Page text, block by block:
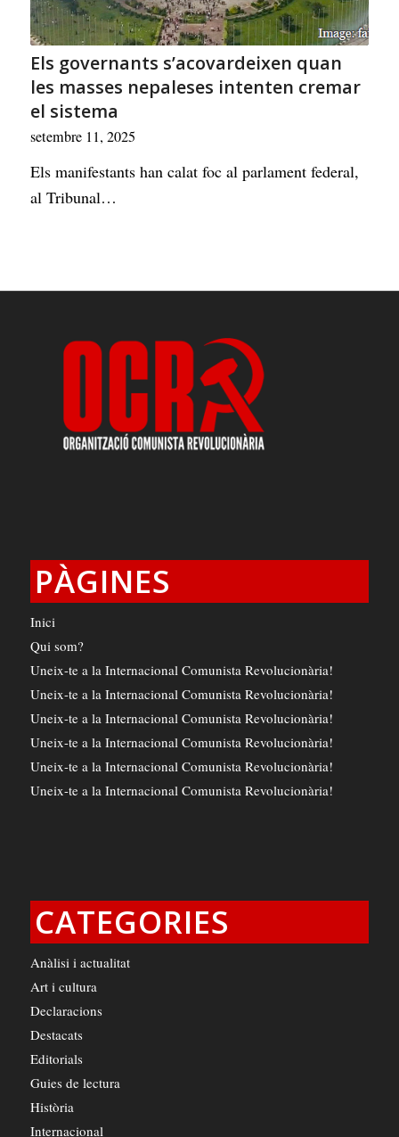
Els governants s’acovardeixen quan
les masses nepaleses intenten cremar
el sistema
setembre 11, 2025
Els manifestants han calat foc al parlament federal,
al Tribunal…
PÀGINES
Inici
Qui som?
Uneix-te a la Internacional Comunista Revolucionària!
Uneix-te a la Internacional Comunista Revolucionària!
Uneix-te a la Internacional Comunista Revolucionària!
Uneix-te a la Internacional Comunista Revolucionària!
Uneix-te a la Internacional Comunista Revolucionària!
Uneix-te a la Internacional Comunista Revolucionària!
CATEGORIES
Anàlisi i actualitat
Art i cultura
Declaracions
Destacats
Editorials
Guies de lectura
Història
Internacional